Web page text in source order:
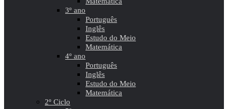
3º ano
Português
Inglês
Estudo do Meio
Matemática
4º ano
Português
Inglês
Estudo do Meio
Matemática
2º Ciclo